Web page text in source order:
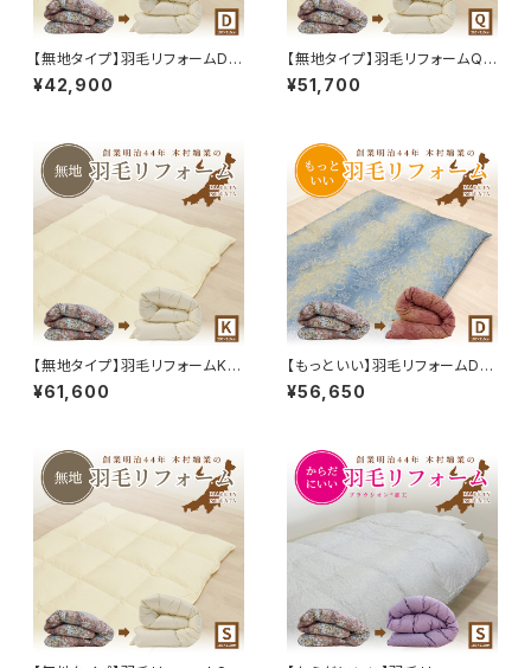
【無地タイプ】羽毛リフォームD 1
90×210cm 60サテン 立体キ
ルト 補充羽毛WDD85％
¥42,900
【無地タイプ】羽毛リフォームQ 2
10×210cm 60サテン 立体キル
ト 補充羽毛WDD85％
¥51,700
【無地タイプ】羽毛リフォームK 2
30×210cm 60サテン 立体キ
ルト 補充羽毛WDD85％
¥61,600
【もっといい】羽毛リフォームD 1
90×210cm 80サテン 二層キ
ルト 補充羽毛WDD85％
¥56,650